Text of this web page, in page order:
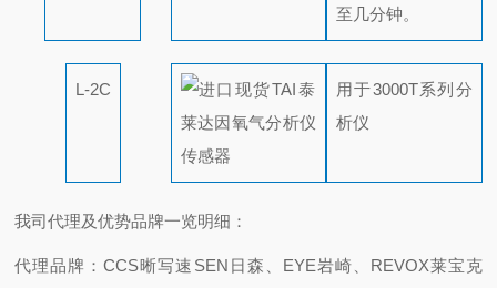
至几分钟。
L-2C
用于3000T系列分
析仪
我司代理及优势品牌一览明细：
代理品牌：CCS晰写速 SEN日森、EYE岩崎、REVOX莱宝克